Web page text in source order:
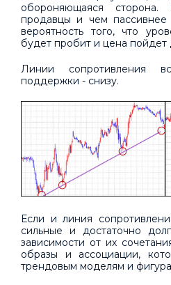
обороняющаяся
продавцы и чем
вероятность того, что
будет пробит и цена пойдет
Линии сопротивления
поддержки - снизу.
Если и линия
сильные и достаточно
зависимости от их
образы и ассоциации,
трендовым моделям и